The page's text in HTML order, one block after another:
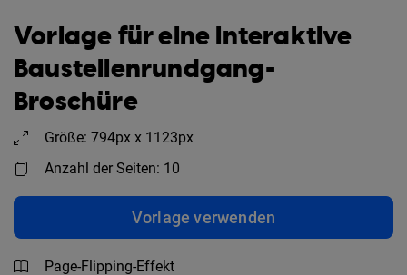
Vorlage für eine interaktive
Baustellenrundgang-
Broschüre
Größe: 794px x 1123px
Anzahl der Seiten: 10
Vorlage verwenden
Page-Flipping-Effekt